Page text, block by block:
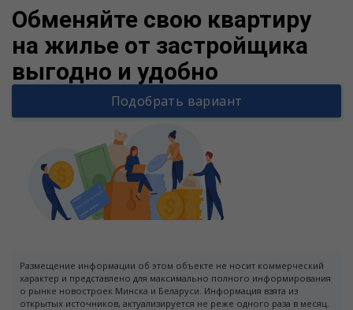
Обменяйте свою квартиру
на жилье от застройщика
выгодно и удобно
Подобрать вариант
Размещение информации об этом объекте не носит коммерческий
характер и представлено для максимально полного информирования
о рынке новостроек Минска и Беларуси. Информация взята из
открытых источников, актуализируется не реже одного раза в месяц.